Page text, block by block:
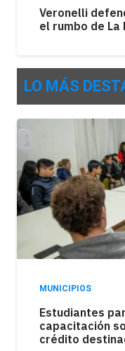
Veronelli
el rumbo de La
LO MÁS
Los kioscos
las ventas